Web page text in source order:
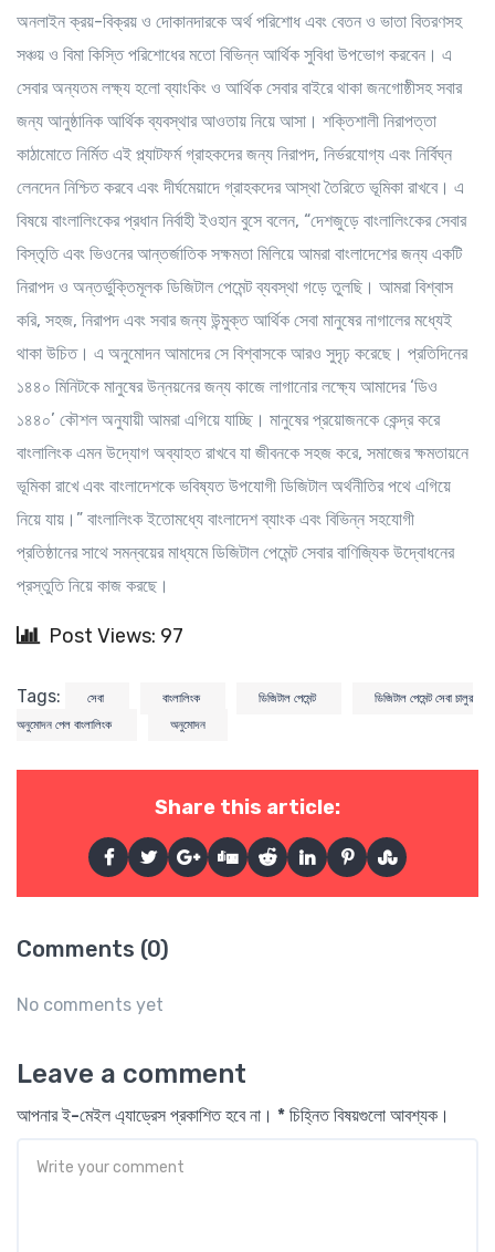
অনলাইন ক্রয়-বিক্রয় ও দোকানদারকে অর্থ পরিশোধ এবং বেতন ও ভাতা বিতরণসহ
সঞ্চয় ও বিমা কিস্তি পরিশোধের মতো বিভিন্ন আর্থিক সুবিধা উপভোগ করবেন। এ
সেবার অন্যতম লক্ষ্য হলো ব্যাংকিং ও আর্থিক সেবার বাইরে থাকা জনগোষ্ঠীসহ সবার
জন্য আনুষ্ঠানিক আর্থিক ব্যবস্থার আওতায় নিয়ে আসা। শক্তিশালী নিরাপত্তা
কাঠামোতে নির্মিত এই প্ল্যাটফর্ম গ্রাহকদের জন্য নিরাপদ, নির্ভরযোগ্য এবং নির্বিঘ্ন
লেনদেন নিশ্চিত করবে এবং দীর্ঘমেয়াদে গ্রাহকদের আস্থা তৈরিতে ভূমিকা রাখবে। এ
বিষয়ে বাংলালিংকের প্রধান নির্বাহী ইওহান বুসে বলেন, “দেশজুড়ে বাংলালিংকের সেবার
বিস্তৃতি এবং ভিওনের আন্তর্জাতিক সক্ষমতা মিলিয়ে আমরা বাংলাদেশের জন্য একটি
নিরাপদ ও অন্তর্ভুক্তিমূলক ডিজিটাল পেমেন্ট ব্যবস্থা গড়ে তুলছি। আমরা বিশ্বাস
করি, সহজ, নিরাপদ এবং সবার জন্য উন্মুক্ত আর্থিক সেবা মানুষের নাগালের মধ্যেই
থাকা উচিত। এ অনুমোদন আমাদের সে বিশ্বাসকে আরও সুদৃঢ় করেছে। প্রতিদিনের
১৪৪০ মিনিটকে মানুষের উন্নয়নের জন্য কাজে লাগানোর লক্ষ্যে আমাদের ‘ডিও
১৪৪০’ কৌশল অনুযায়ী আমরা এগিয়ে যাচ্ছি। মানুষের প্রয়োজনকে কেন্দ্র করে
বাংলালিংক এমন উদ্যোগ অব্যাহত রাখবে যা জীবনকে সহজ করে, সমাজের ক্ষমতায়নে
ভূমিকা রাখে এবং বাংলাদেশকে ভবিষ্যত উপযোগী ডিজিটাল অর্থনীতির পথে এগিয়ে
নিয়ে যায়।” বাংলালিংক ইতোমধ্যে বাংলাদেশ ব্যাংক এবং বিভিন্ন সহযোগী
প্রতিষ্ঠানের সাথে সমন্বয়ের মাধ্যমে ডিজিটাল পেমেন্ট সেবার বাণিজ্যিক উদ্বোধনের
প্রস্তুতি নিয়ে কাজ করছে।
Post Views: 97
Tags: সেবা বাংলালিংক ডিজিটাল পেমেন্ট
ডিজিটাল পেমেন্ট সেবা চালুর
অনুমোদন পেল বাংলালিংক
অনুমোদন
Share this article:
Comments (0)
No comments yet
Leave a comment
আপনার ই-মেইল এ্যাড্রেস প্রকাশিত হবে না। * চিহ্নিত বিষয়গুলো আবশ্যক।